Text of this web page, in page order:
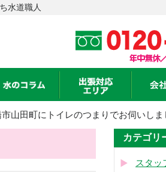
水道職人
山田町にトイレのつまりでお伺いしま
カテゴリ
スタッ